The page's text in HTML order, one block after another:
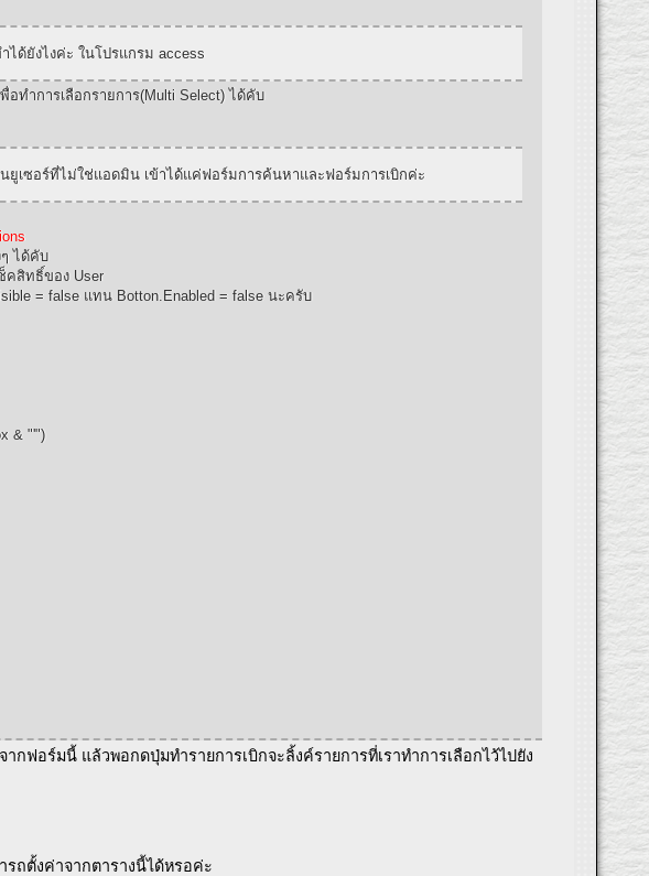
ได้ยังไงค่ะ ในโปรแกรม access
ทำการเลือกรายการ(Multi Select) ได้คับ
เซอร์ที่ไม่ใช่แอดมิน เข้าได้แค่ฟอร์มการค้นหาและฟอร์มการเบิกค่ะ
ได้คับ
คสิทธิ์ของ User
= false แทน Botton.Enabled = false นะครับ
& "'")
ฟอร์มนี้ แล้วพอกดปุ่มทำรายการเบิกจะลิ้งค์รายการที่เราทำการเลือกไว้ไปยัง
ถตั้งค่าจากตารางนี้ได้หรอค่ะ